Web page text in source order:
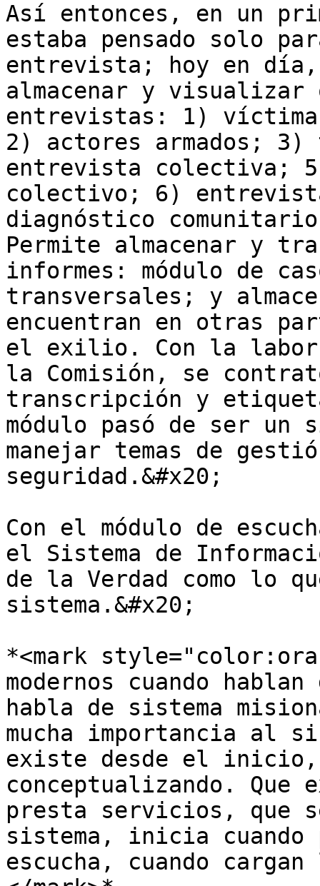
Así entonces, en un
estaba pensado solo
entrevista; hoy en día,
almacenar y
entrevistas: 1)
2) actores armados;
entrevista colectiva;
colectivo; 6)
diagnóstico
Permite almacenar y
informes: módulo de
transversales; y
encuentran en otras
el exilio. Con la labor
la Comisión, se
transcripción y
módulo pasó de ser
manejar temas de
seguridad.&#x20;
Con el módulo de
el Sistema de
de la Verdad como lo
sistema.&#x20;
*<mark
modernos cuando
habla de sistema
mucha importancia al
existe desde el inicio,
conceptualizando. Que
presta servicios, que
sistema, inicia cuando
escucha, cuando